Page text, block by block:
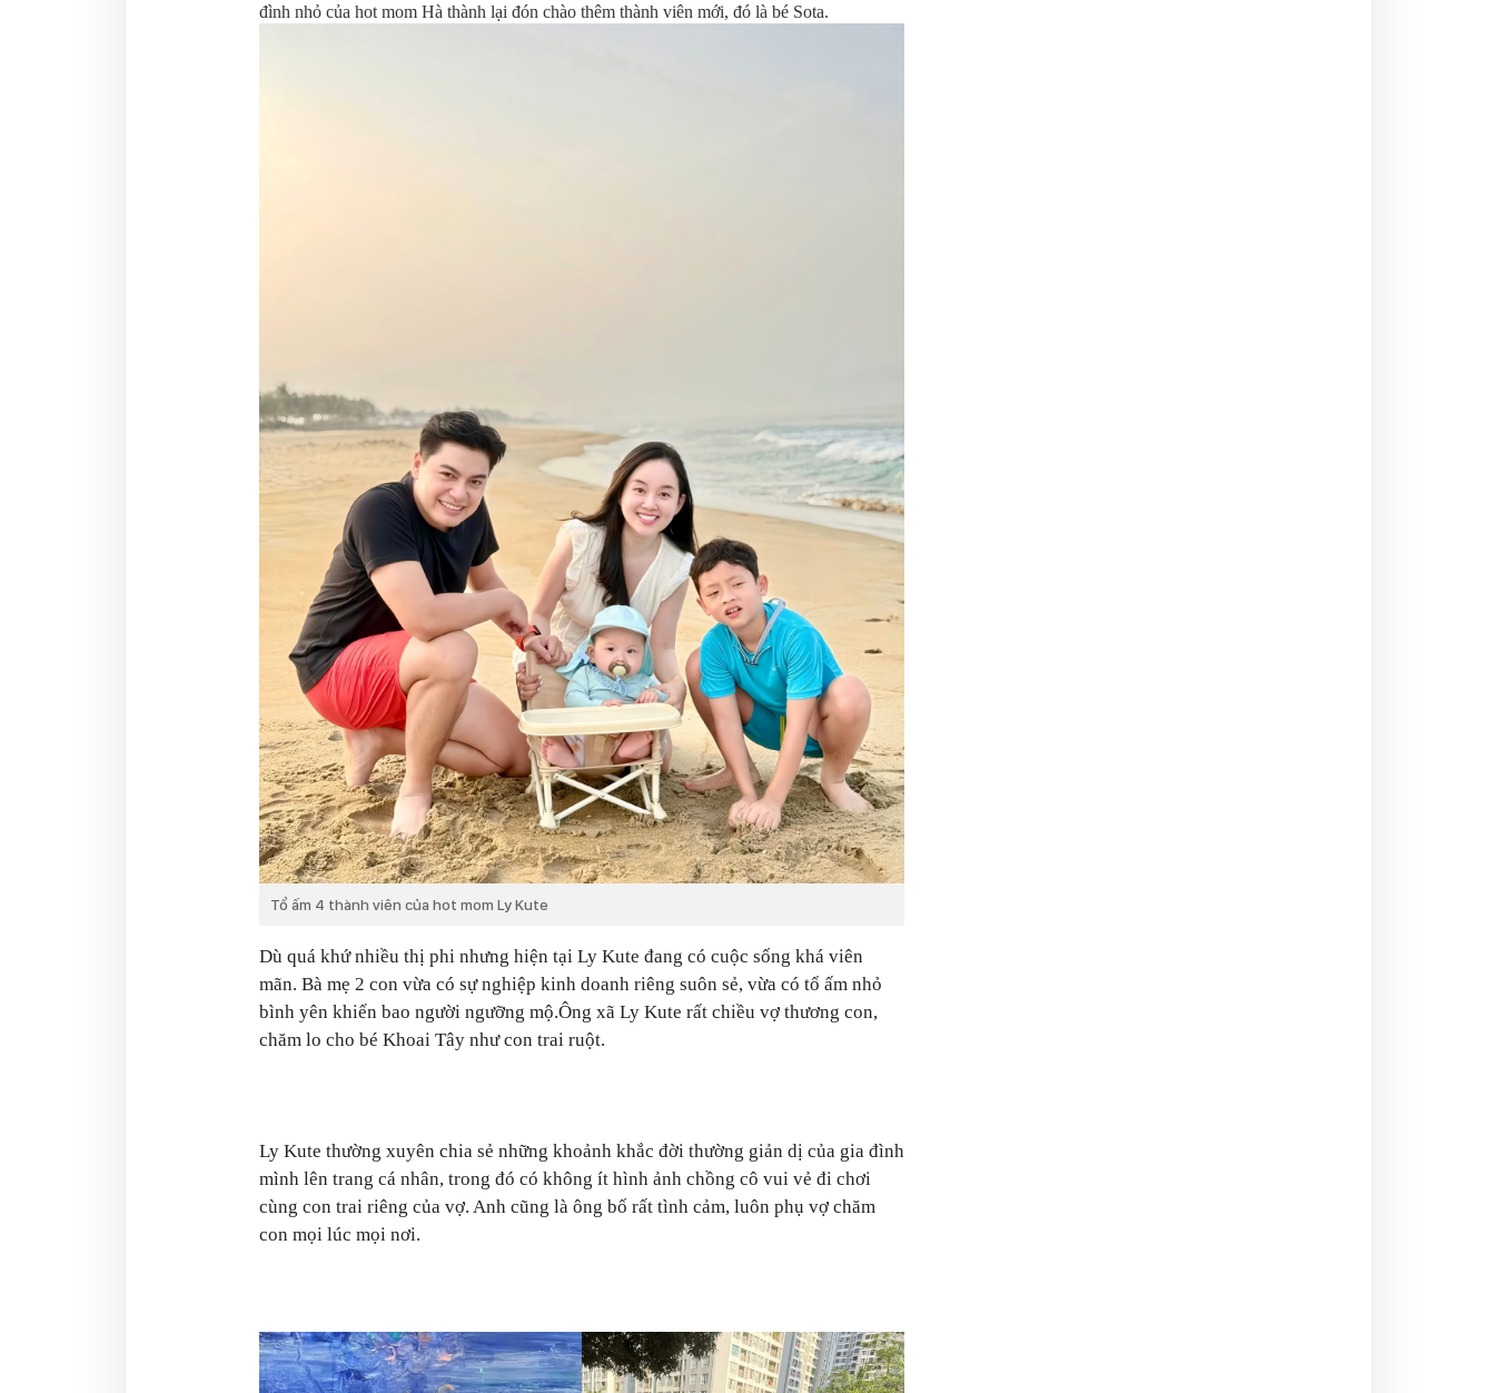
đình nhỏ của hot mom Hà thành lại đón chào thêm thành viên mới, đó là bé Sota.
Tổ ấm 4 thành viên của hot mom Ly Kute
Dù quá khứ nhiều thị phi nhưng hiện tại Ly Kute đang có cuộc sống khá viên
mãn. Bà mẹ 2 con vừa có sự nghiệp kinh doanh riêng suôn sẻ, vừa có tổ ấm nhỏ
bình yên khiến bao người ngưỡng mộ.Ông xã Ly Kute rất chiều vợ thương con,
chăm lo cho bé Khoai Tây như con trai ruột.
Ly Kute thường xuyên chia sẻ những khoảnh khắc đời thường giản dị của gia đình
mình lên trang cá nhân, trong đó có không ít hình ảnh chồng cô vui vẻ đi chơi
cùng con trai riêng của vợ. Anh cũng là ông bố rất tình cảm, luôn phụ vợ chăm
con mọi lúc mọi nơi.